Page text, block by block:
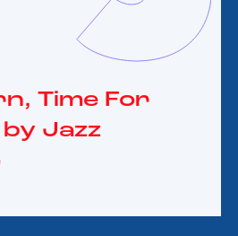
Time For
by Jazz